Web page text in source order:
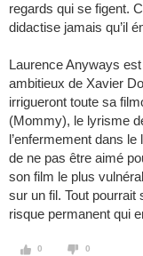
regards qui se figent.
didactise jamais qu’il
Laurence Anyways
ambitieux de Xavier
irrigueront toute sa
(Mommy), le lyrisme
l’enfermement dans
de ne pas être aimé
son film le plus
sur un fil. Tout pourrait
risque permanent qui
0 0